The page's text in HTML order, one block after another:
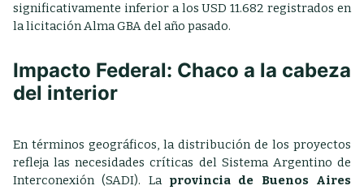
significativamente inferior a los USD 11.682 registrados en
la licitación Alma GBA del año pasado.
Impacto Federal: Chaco a la cabeza
del interior
En términos geográficos, la distribución de los proyectos
refleja las necesidades críticas del Sistema Argentino de
Interconexión (SADI). La provincia de Buenos Aires